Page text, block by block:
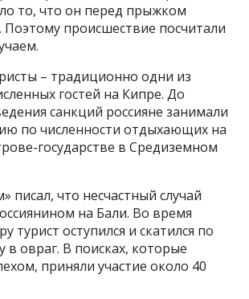
то, что он перед прыжком
Поэтому происшествие посчитали
– традиционно одни из
гостей на Кипре. До
санкций россияне занимали
по численности отдыхающих на
государстве в Средиземном
писал, что несчастный случай
на Бали. Во время
турист оступился и скатился по
в овраг. В поисках, которые
приняли участие около 40